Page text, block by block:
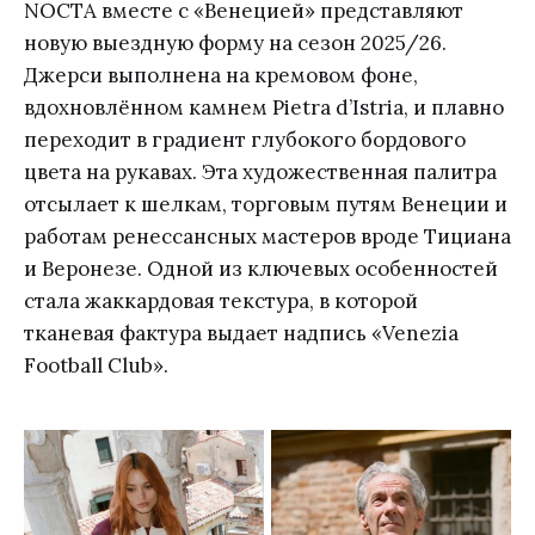
NOCTA вместе с «Венецией» представляют
новую выездную форму на сезон 2025/26.
Джерси выполнена на кремовом фоне,
вдохновлённом камнем Pietra d’Istria, и плавно
переходит в градиент глубокого бордового
цвета на рукавах. Эта художественная палитра
отсылает к шелкам, торговым путям Венеции и
работам ренессансных мастеров вроде Тициана
и Веронезе. Одной из ключевых особенностей
стала жаккардовая текстура, в которой
тканевая фактура выдает надпись «Venezia
Football Club».